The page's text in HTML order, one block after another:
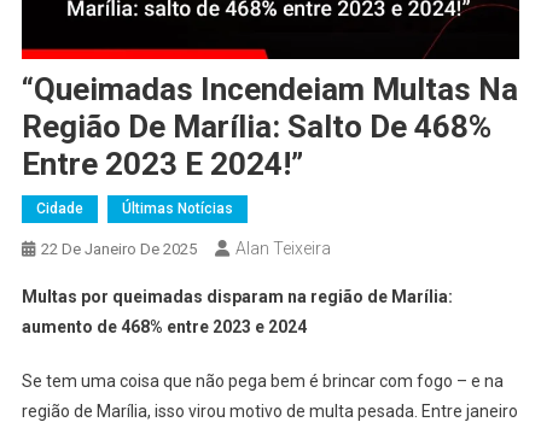
“Queimadas Incendeiam Multas Na
Região De Marília: Salto De 468%
Entre 2023 E 2024!”
Cidade Últimas Notícias
22 De Janeiro De 2025 Alan Teixeira
Multas por queimadas disparam na região de Marília:
aumento de 468% entre 2023 e 2024
Se tem uma coisa que não pega bem é brincar com fogo – e na
região de Marília, isso virou motivo de multa pesada. Entre janeiro